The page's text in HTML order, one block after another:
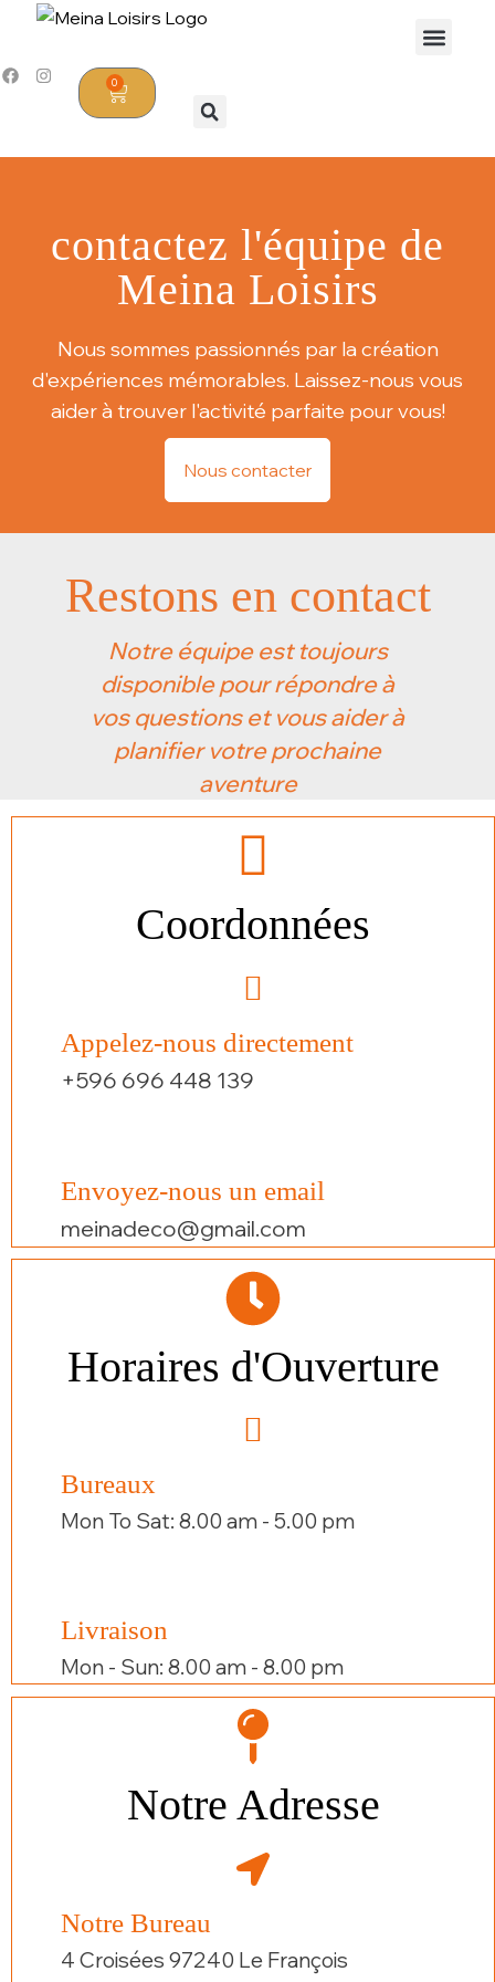
0
contactez l'équipe de
Meina Loisirs
Nous sommes passionnés par la création
d'expériences mémorables. Laissez-nous vous
aider à trouver l'activité parfaite pour vous!
Nous contacter
Restons en contact
Notre équipe est toujours
disponible pour répondre à
vos questions et vous aider à
planifier votre prochaine
aventure
Coordonnées
Appelez-nous directement
+596 696 448 139
Envoyez-nous un email
meinadeco@gmail.com
Horaires d'Ouverture
Bureaux
Mon To Sat: 8.00 am - 5.00 pm
Livraison
Mon - Sun: 8.00 am - 8.00 pm
Notre Adresse
Notre Bureau
4 Croisées 97240 Le François